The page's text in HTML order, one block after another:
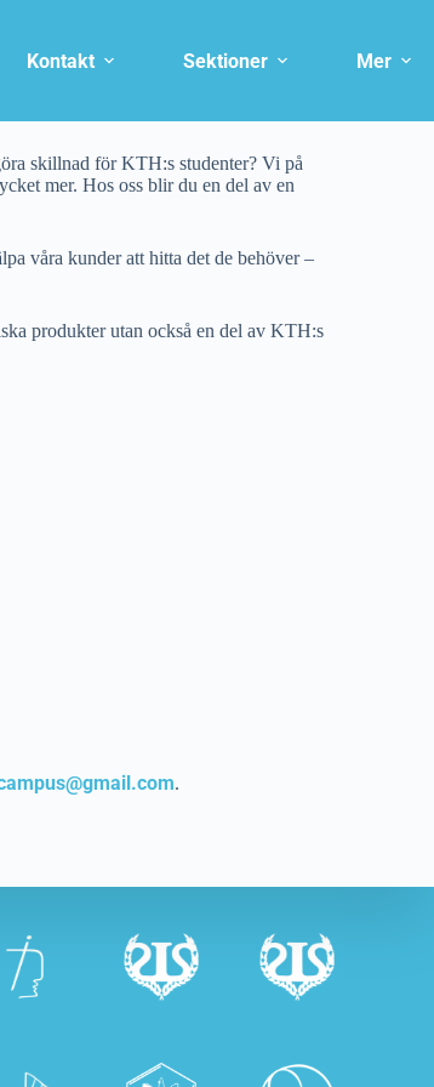
Kontakt Sektioner Mer
skillnad för KTH:s studenter? Vi på
mer. Hos oss blir du en del av en
våra kunder att hitta det de behöver –
produkter utan också en del av KTH:s
.